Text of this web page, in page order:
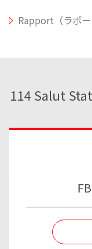
Rapport（ラポ
114 Salut